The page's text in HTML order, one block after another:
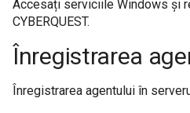
Accesați serviciile Windows și
CYBERQUEST.
Înregistrarea
Înregistrarea agentului în